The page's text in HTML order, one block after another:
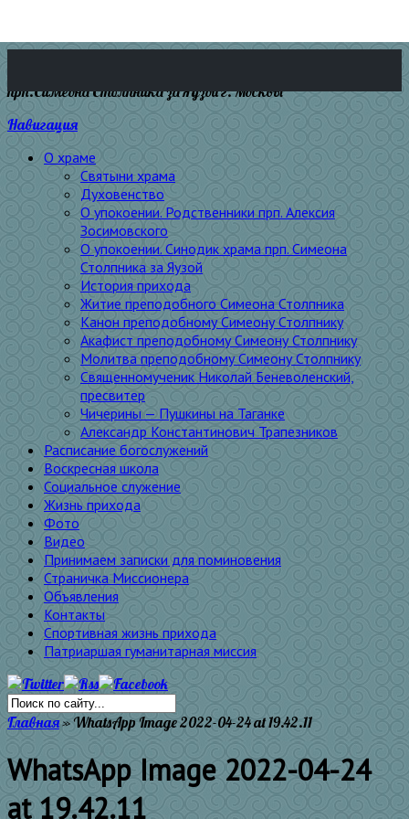
прп.Симеона Столпника за Яузой г. Москвы
Навигация
О храме
Святыни храма
Духовенство
О упокоении. Родственники прп. Алексия
Зосимовского
О упокоении. Синодик храма прп. Симеона
Столпника за Яузой
История прихода
Житие преподобного Симеона Столпника
Канон преподобному Симеону Столпнику
Акафист преподобному Симеону Столпнику
Молитва преподобному Симеону Столпнику
Священномученик Николай Беневоленский,
пресвитер
Чичерины — Пушкины на Таганке
Александр Константинович Трапезников
Расписание богослужений
Воскресная школа
Социальное служение
Жизнь прихода
Фото
Видео
Принимаем записки для поминовения
Страничка Миссионера
Объявления
Контакты
Спортивная жизнь прихода
Патриаршая гуманитарная миссия
Главная» WhatsApp Image 2022-04-24 at 19.42.11
WhatsApp Image 2022-04-24
at 19.42.11